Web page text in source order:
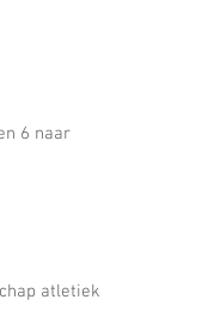
6 naar
atletiek